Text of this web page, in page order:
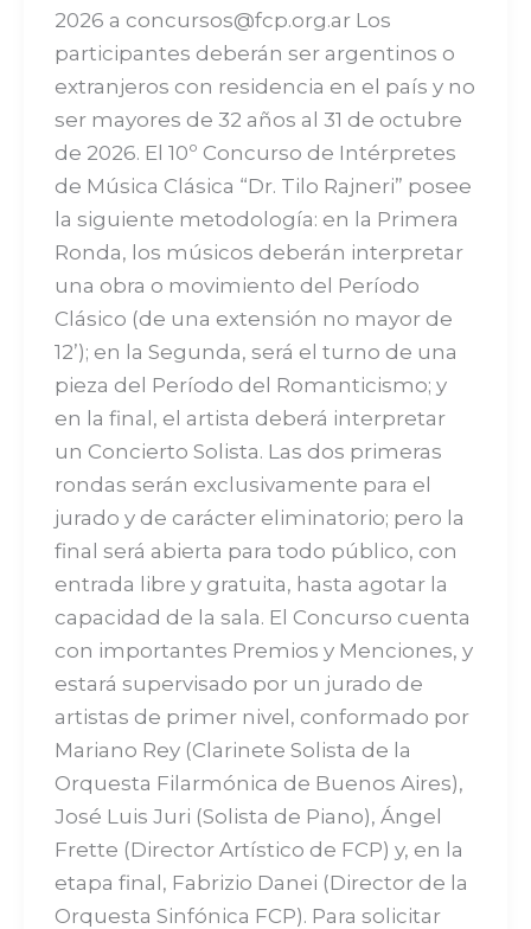
2026 a concursos@fcp.org.ar Los
participantes deberán ser argentinos o
extranjeros con residencia en el país y no
ser mayores de 32 años al 31 de octubre
de 2026. El 10º Concurso de Intérpretes
de Música Clásica “Dr. Tilo Rajneri” posee
la siguiente metodología: en la Primera
Ronda, los músicos deberán interpretar
una obra o movimiento del Período
Clásico (de una extensión no mayor de
12’); en la Segunda, será el turno de una
pieza del Período del Romanticismo; y
en la final, el artista deberá interpretar
un Concierto Solista. Las dos primeras
rondas serán exclusivamente para el
jurado y de carácter eliminatorio; pero la
final será abierta para todo público, con
entrada libre y gratuita, hasta agotar la
capacidad de la sala. El Concurso cuenta
con importantes Premios y Menciones, y
estará supervisado por un jurado de
artistas de primer nivel, conformado por
Mariano Rey (Clarinete Solista de la
Orquesta Filarmónica de Buenos Aires),
José Luis Juri (Solista de Piano), Ángel
Frette (Director Artístico de FCP) y, en la
etapa final, Fabrizio Danei (Director de la
Orquesta Sinfónica FCP). Para solicitar